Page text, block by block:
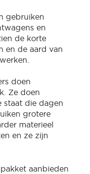
gebruiken
en
de korte
en de aard van
doen
Ze doen
staat die dagen
grotere
materieel
en ze zijn
aanbieden